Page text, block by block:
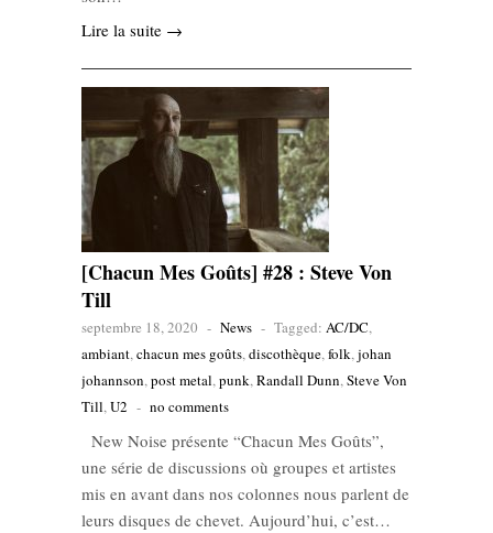
Lire la suite →
[Chacun Mes Goûts] #28 : Steve Von
Till
septembre 18, 2020 - News - Tagged: AC/DC,
ambiant,chacun mes goûts,discothèque,folk,johan
johannson,post metal,punk,Randall Dunn,Steve Von
Till,U2 - no comments
New Noise présente “Chacun Mes Goûts”,
une série de discussions où groupes et artistes
mis en avant dans nos colonnes nous parlent de
leurs disques de chevet. Aujourd’hui, c’est…